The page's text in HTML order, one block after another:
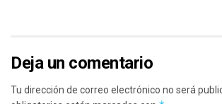
Deja un comentario
Tu dirección de correo electrónico no será